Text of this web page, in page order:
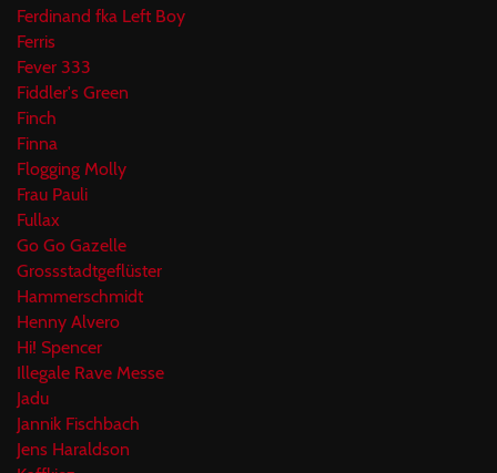
Ferdinand fka Left Boy
Ferris
Fever 333
Fiddler's Green
Finch
Finna
Flogging Molly
Frau Pauli
Fullax
Go Go Gazelle
Grossstadtgeflüster
Hammerschmidt
Henny Alvero
Hi! Spencer
Illegale Rave Messe
Jadu
Jannik Fischbach
Jens Haraldson